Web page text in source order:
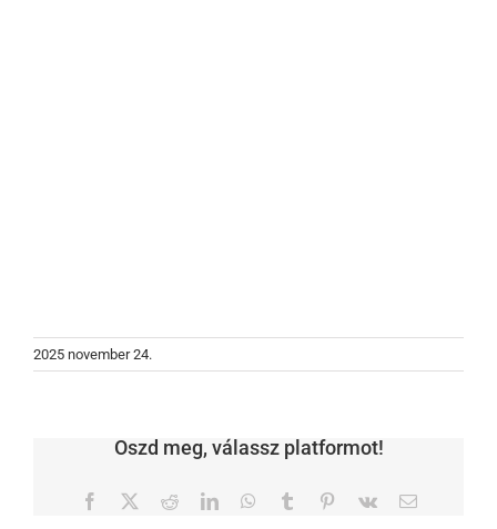
2025 november 24.
Oszd meg, válassz platformot!
Facebook RedditLinkedInWhatsApp
Tumblr Pinterest
Vk Email: